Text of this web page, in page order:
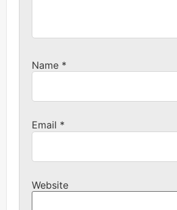
Name *
Email *
Website